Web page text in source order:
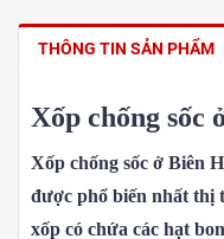
THÔNG TIN SẢN PHẨM
Xốp chống sốc
Xốp chống sốc ở Biên
được phổ biến nhất thị
xốp có chứa các hạt